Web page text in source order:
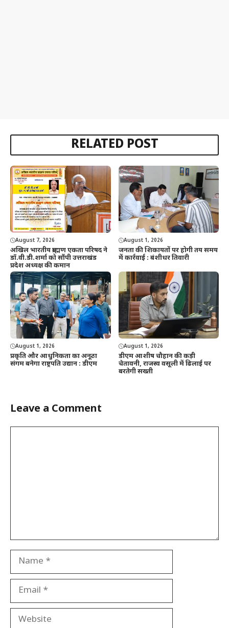
RELATED POST
August 7, 2026
अखिल भारतीय ब्राह्मण एकता परिषद ने
डॉ.वी.डी.शर्मा को सौंपी उत्तराखंड
प्रदेश अध्यक्ष की कमान
August 1, 2026
जनता की शिकायतों पर होगी तय समय
में कार्रवाई : बंशीधर तिवारी
August 1, 2026
प्रकृति और आधुनिकता का अनूठा
संगम बनेगा राष्ट्रपति उद्यान : डीएम
August 1, 2026
डीएम आशीष चौहान की कड़ी
चेतावनी, राजस्व वसूली में ढिलाई पर
बरतेगी सख्ती
Leave a Comment
Name
Email
Website